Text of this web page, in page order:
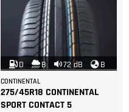
D B 72 dB B
CONTINENTAL
275/45R18 CONTINENTAL
SPORT CONTACT 5